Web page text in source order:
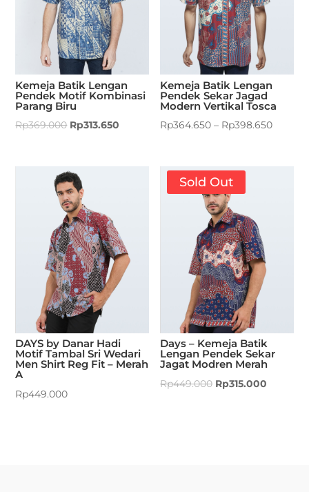
Kemeja Batik Lengan
Pendek Motif Kombinasi
Parang Biru
Rp369.000 Rp313.650
Kemeja Batik Lengan
Pendek Sekar Jagad
Modern Vertikal Tosca
Rp364.650 – Rp398.650
DAYS by Danar Hadi
Motif Tambal Sri Wedari
Men Shirt Reg Fit – Merah
A
Rp449.000
Sold Out
Days – Kemeja Batik
Lengan Pendek Sekar
Jagat Modren Merah
Rp449.000 Rp315.000